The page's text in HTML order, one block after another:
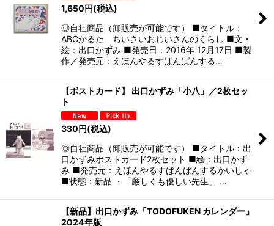
1,650円(税込)
◎自社商品（卸販売が可能です） ■タイトル：
ABCかるた ちいさいおじいさんのくらし ■文・
絵：出口かずみ ■発売日：2016年 12月17日 ■製
作／発売元：えほんやるすばんばんする…
【ポストカード】 出口かずみ「小八」／2枚セッ
ト
330円(税込)
◎自社商品（卸販売が可能です） ■タイトル：出
口かずみポストカード2枚セット ■絵：出口かず
み ■発売元：えほんやるすばんばんするかいしゃ
■状態：新品 ・「厳しくも優しい先生」 …
【新品】出口かずみ「TODOFUKEN カレンダー」
2024年版